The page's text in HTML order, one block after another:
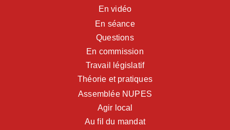
En vidéo
En séance
Questions
En commission
Travail législatif
Théorie et pratiques
Assemblée NUPES
Agir local
Au fil du mandat